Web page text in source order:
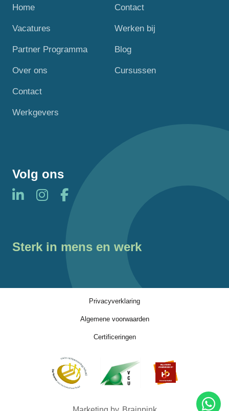
Home
Vacatures
Partner Programma
Over ons
Contact
Werkgevers
Contact
Werken bij
Blog
Cursussen
Volg ons
Sterk in mens en werk
Privacyverklaring
Algemene voorwaarden
Certificeringen